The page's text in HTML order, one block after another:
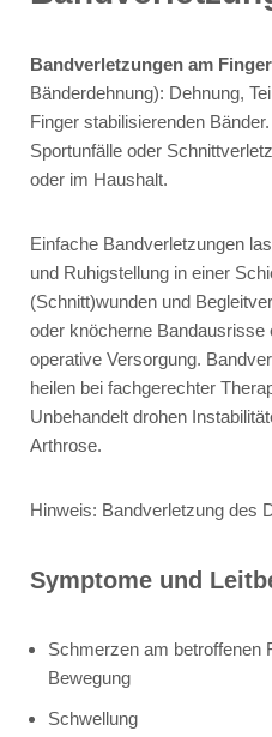
Bandverletzungen am Finger
Bänderdehnung): Dehnung,
Finger stabilisierenden
Sportunfälle oder
oder im Haushalt.
Einfache Bandverletzungen
und Ruhigstellung in einer
(Schnitt)wunden und
oder knöcherne Bandausrisse
operative Versorgung.
heilen bei fachgerechter
Unbehandelt drohen
Arthrose.
Hinweis: Bandverletzung des
Symptome und
Schmerzen am betroffenen
Bewegung
Schwellung